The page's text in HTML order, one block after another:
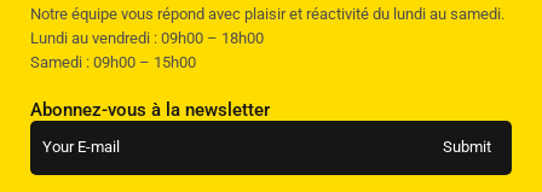
Notre équipe vous répond avec plaisir et réactivité du lundi au samedi.
Lundi au vendredi : 09h00 – 18h00
Samedi : 09h00 – 15h00
Abonnez-vous à la newsletter